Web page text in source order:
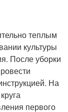
теплым
культуры
После уборки
На
первого